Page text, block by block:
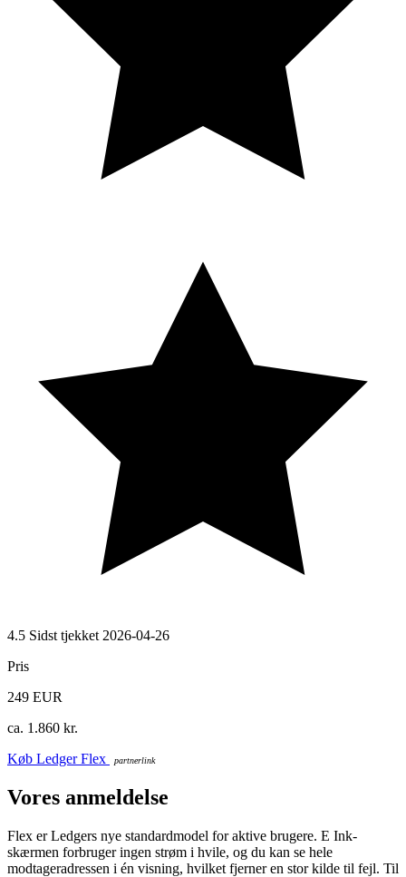
4.5 Sidst tjekket 2026-04-26
Pris
249 EUR
ca. 1.860 kr.
Køb Ledger Flex
Vores anmeldelse
Flex er Ledgers nye standardmodel for aktive brugere. E Ink-
skærmen forbruger ingen strøm i hvile, og du kan se hele
modtageradressen i én visning, hvilket fjerner en stor kilde til fejl. Til